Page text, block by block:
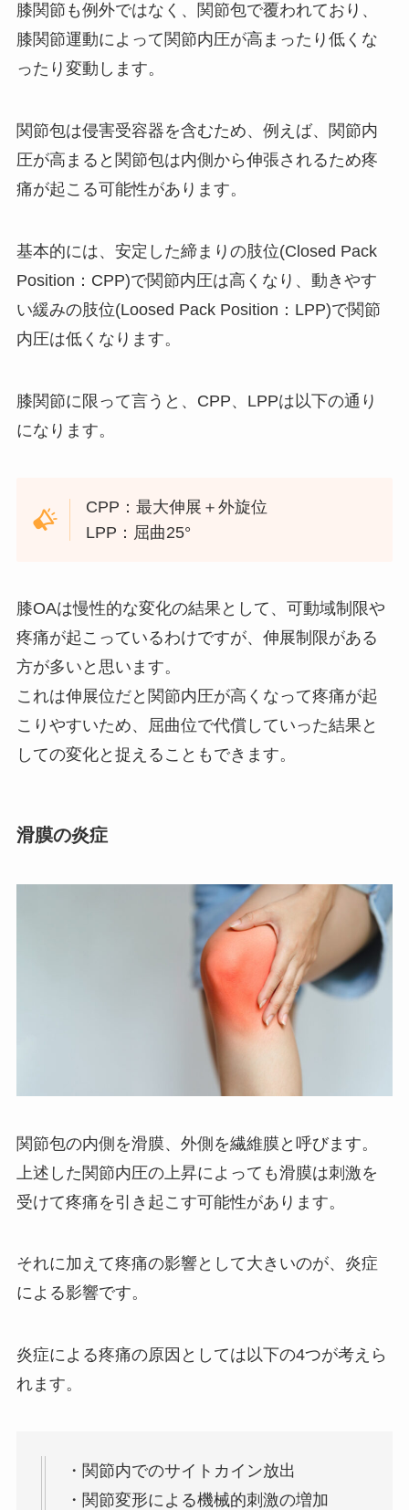
膝関節も例外ではなく、関節包で覆われており、
膝関節運動によって関節内圧が高まったり低くな
ったり変動します。
関節包は侵害受容器を含むため、例えば、関節内
圧が高まると関節包は内側から伸張されるため疼
痛が起こる可能性があります。
基本的には、安定した締まりの肢位(Closed Pack
Position：CPP)で関節内圧は高くなり、動きやす
い緩みの肢位(Loosed Pack Position：LPP)で関節
内圧は低くなります。
膝関節に限って言うと、CPP、LPPは以下の通り
になります。
CPP：最大伸展＋外旋位
LPP：屈曲25°
膝OAは慢性的な変化の結果として、可動域制限や
疼痛が起こっているわけですが、伸展制限がある
方が多いと思います。
これは伸展位だと関節内圧が高くなって疼痛が起
こりやすいため、屈曲位で代償していった結果と
しての変化と捉えることもできます。
滑膜の炎症
関節包の内側を滑膜、外側を繊維膜と呼びます。
上述した関節内圧の上昇によっても滑膜は刺激を
受けて疼痛を引き起こす可能性があります。
それに加えて疼痛の影響として大きいのが、炎症
による影響です。
炎症による疼痛の原因としては以下の4つが考えら
れます。
・関節内でのサイトカイン放出
・関節変形による機械的刺激の増加